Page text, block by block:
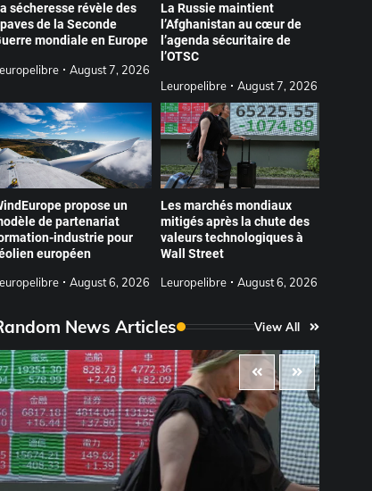
sécheresse révèle des
de la Seconde
mondiale en Europe
August 7, 2026
La Russie maintient
l’Afghanistan au cœur de
l’agenda sécuritaire de
l’OTSC
Leuropelibre August 7, 2026
propose un
de partenariat
industrie pour
européen
August 6, 2026
Les marchés mondiaux
mitigés après la chute des
valeurs technologiques à
Wall Street
Leuropelibre August 6, 2026
News Articles View All